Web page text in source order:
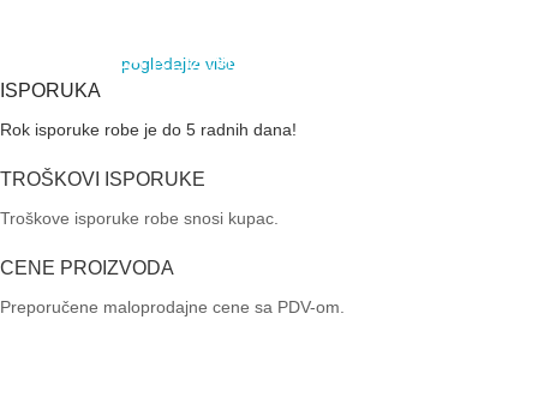
pogledajte više
MOTORI ZA KLIZNE
KAPIJE
ISPORUKA
Rok isporuke robe je do 5 radnih dana!
TROŠKOVI ISPORUKE
Troškove isporuke robe snosi kupac.
CENE PROIZVODA
Preporučene maloprodajne cene sa PDV-om.